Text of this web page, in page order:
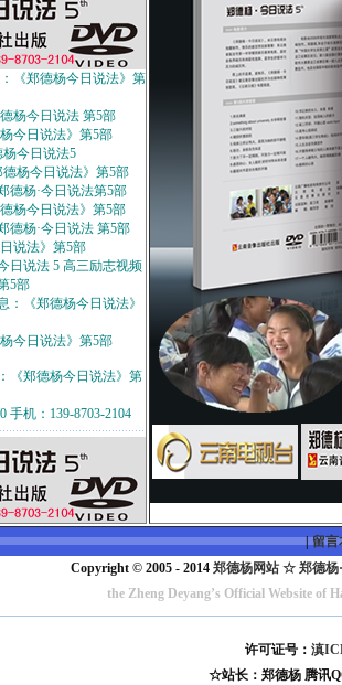
《郑德杨今日说法》第
杨今日说法 第5部
今日说法》第5部
今日说法5
杨今日说法》第5部
德杨·今日说法第5部
杨今日说法》第5部
德杨·今日说法 第5部
说法》第5部
日说法 5 高三励志视频
5部
：《郑德杨今日说法》
今日说法》第5部
《郑德杨今日说法》第
手机：139-8703-2104
|留言
Copyright © 2005 - 2014 郑德杨网站 ☆ 郑德杨
the Zheng Deyang’s Official Website
许可证号：滇
☆站长：郑德杨 腾讯